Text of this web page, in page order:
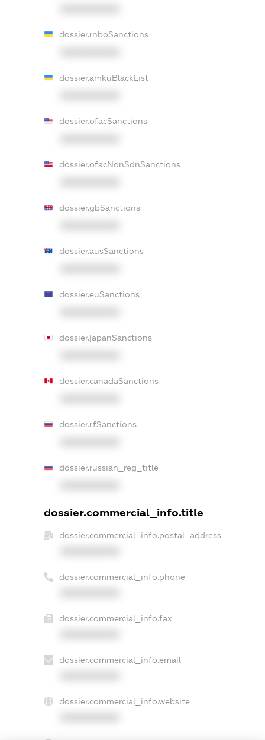
dossier.rnboSanctions
dossier.amkuBlackList
dossier.ofacSanctions
dossier.ofacNonSdnSanctions
dossier.gbSanctions
dossier.ausSanctions
dossier.euSanctions
dossier.japanSanctions
dossier.canadaSanctions
dossier.rfSanctions
dossier.russian_reg_title
dossier.commercial_info.title
dossier.commercial_info.postal_address
dossier.commercial_info.phone
dossier.commercial_info.fax
dossier.commercial_info.email
dossier.commercial_info.website